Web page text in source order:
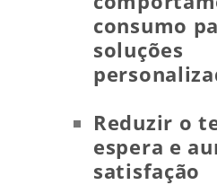
consumo
soluções
Reduzir o
espera e
satisfação